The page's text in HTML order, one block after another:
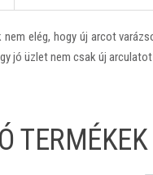
nem elég, hogy új arcot
jó üzlet nem csak új
TERMÉKEK